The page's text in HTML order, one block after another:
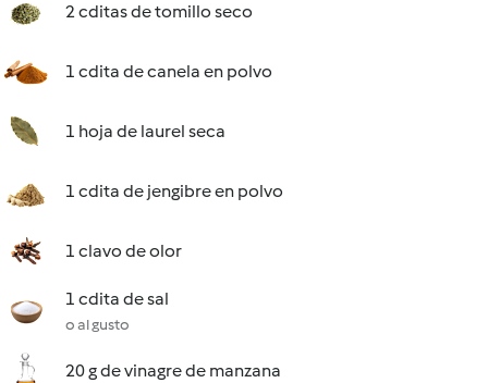
2 cditas de tomillo seco
1 cdita de canela en polvo
1 hoja de laurel seca
1 cdita de jengibre en polvo
1 clavo de olor
1 cdita de sal
o al gusto
20 g de vinagre de manzana